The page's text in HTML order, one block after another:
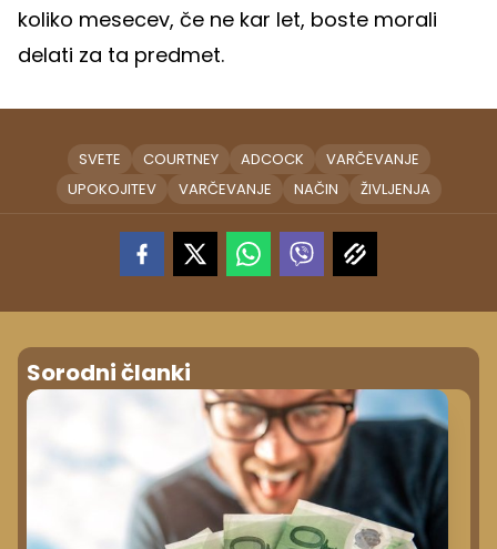
koliko mesecev, če ne kar let, boste morali
delati za ta predmet.
SVETE COURTNEY ADCOCK
VARČEVANJE
UPOKOJITEV
VARČEVANJE NAČIN ŽIVLJENJA
Sorodni članki